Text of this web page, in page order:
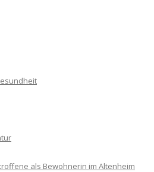
als Bewohnerin im Altenheim